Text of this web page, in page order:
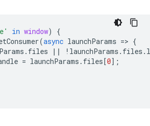
in window)
{
(async launchParams => {
. files || ! launchParams . files .
= launchParams . files[0];